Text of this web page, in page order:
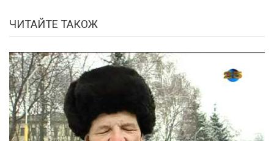
ЧИТАЙТЕ ТАКОЖ